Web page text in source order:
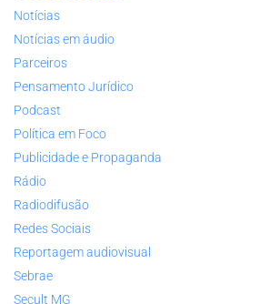
Notícias
Notícias em áudio
Parceiros
Pensamento Jurídico
Podcast
Política em Foco
Publicidade e Propaganda
Rádio
Radiodifusão
Redes Sociais
Reportagem audiovisual
Sebrae
Secult MG